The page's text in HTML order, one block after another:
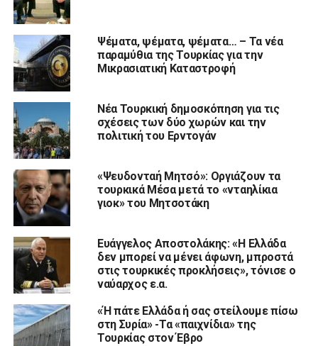
Ψέματα, ψέματα, ψέματα… – Τα νέα
παραμύθια της Τουρκίας για την
Μικρασιατική Καταστροφή
Νέα Τουρκική δημοσκόπηση για τις
σχέσεις των δύο χωρών και την
πολιτική του Ερντογάν
«Ψευδονταή Μητσό»: Οργιάζουν τα
τουρκικά Μέσα μετά το «νταηλίκια
γιοκ» του Μητσοτάκη
Ευάγγελος Αποστολάκης: «Η Ελλάδα
δεν μπορεί να μένει άφωνη, μπροστά
στις τουρκικές προκλήσεις», τόνισε ο
ναύαρχος ε.α.
«Ή πάτε Ελλάδα ή σας στείλουμε πίσω
στη Συρία» -Τα «παιχνίδια» της
Τουρκίας στον Έβρο